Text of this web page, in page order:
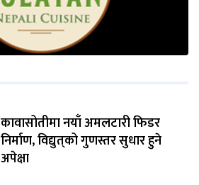
कावासोतीमा नयाँ अमलटारी फिडर
निर्माण, विद्युत्‌को गुणस्तर सुधार हुने
अपेक्षा